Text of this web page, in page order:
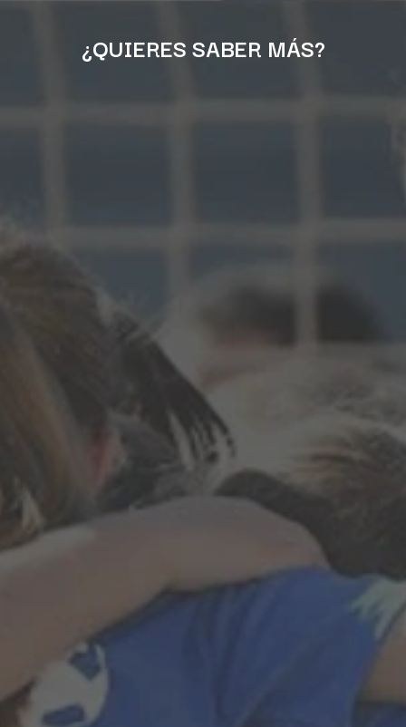
¿QUIERES SABER MÁS?